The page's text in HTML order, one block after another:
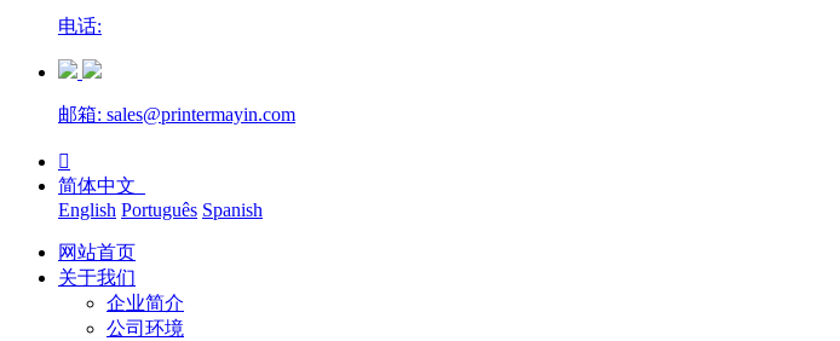
电话:
邮箱: sales@printermayin.com

简体中文
English Português Spanish
网站首页
关于我们
企业简介
公司环境